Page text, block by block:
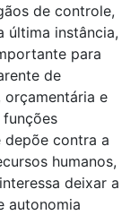
de controle,
última instância,
para
de
e
depõe contra a
humanos,
deixar a
autonomia